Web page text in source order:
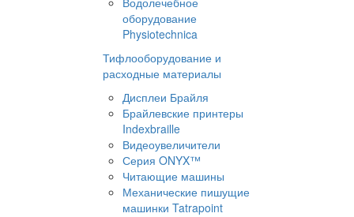
оборудование
Physiotechnica
Тифлооборудование и
расходные материалы
Дисплеи Брайля
Брайлевские принтеры
Indexbraille
Видеоувеличители
Серия ONYX™
Читающие машины
Механические пишущие
машинки Tatrapoint